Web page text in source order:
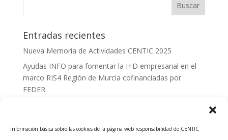
Información básica sobre las cookies de la página web responsabilidad de CENTIC
Entradas recientes
Nueva Memoria de Actividades CENTIC 2025
Ayudas INFO para fomentar la I+D empresarial en el
marco RIS4 Región de Murcia cofinanciadas por
FEDER.
Tecnológicos 2ª ed.